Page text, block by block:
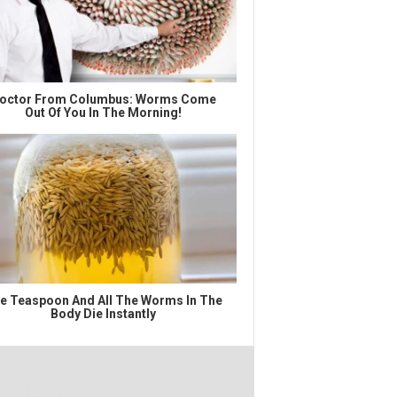
From Columbus: Worms Come
Out Of You In The Morning!
Teaspoon And All The Worms In The
Body Die Instantly